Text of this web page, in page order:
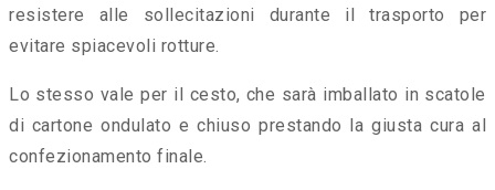
resistere alle sollecitazioni durante il trasporto per
evitare spiacevoli rotture.
Lo stesso vale per il cesto, che sarà imballato in scatole
di cartone ondulato e chiuso prestando la giusta cura al
confezionamento finale.